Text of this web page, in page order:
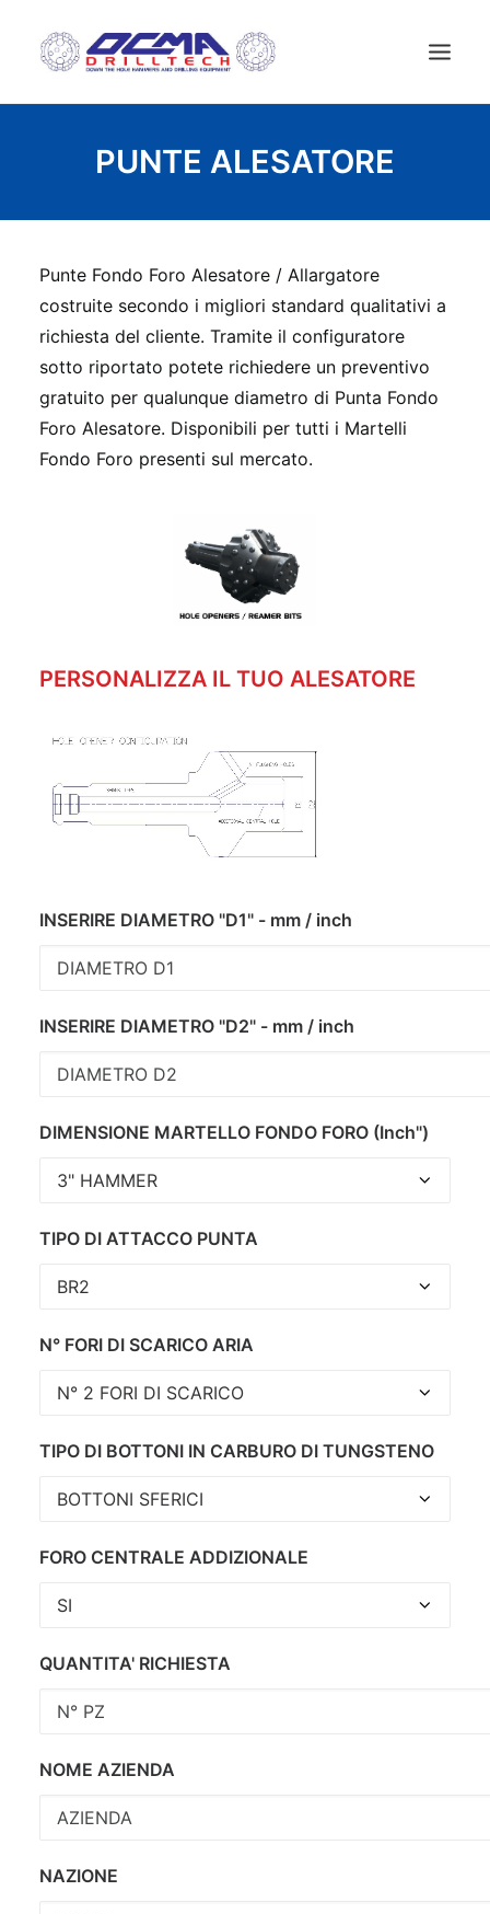
TECNOLOGIA
USATO
CONTATTI
ITALIANO
PUNTE ALESATORE
Punte Fondo Foro Alesatore / Allargatore
costruite secondo i migliori standard qualitativi a
richiesta del cliente. Tramite il configuratore
sotto riportato potete richiedere un preventivo
gratuito per qualunque diametro di Punta Fondo
Foro Alesatore. Disponibili per tutti i Martelli
Fondo Foro presenti sul mercato.
PERSONALIZZA IL TUO ALESATORE
INSERIRE DIAMETRO "D1" - mm / inch
INSERIRE DIAMETRO "D2" - mm / inch
DIMENSIONE MARTELLO FONDO FORO (Inch")
TIPO DI ATTACCO PUNTA
N° FORI DI SCARICO ARIA
TIPO DI BOTTONI IN CARBURO DI TUNGSTENO
FORO CENTRALE ADDIZIONALE
QUANTITA' RICHIESTA
NOME AZIENDA
NAZIONE